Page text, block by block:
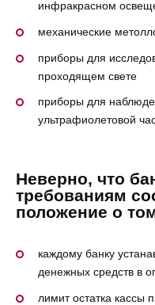
инфракрасном
механические
приборы для
проходящем свете
приборы для
ультрафиолетовой
Неверно, что
требованиям
положение о
каждому банку
денежных средств в
лимит остатка кассы